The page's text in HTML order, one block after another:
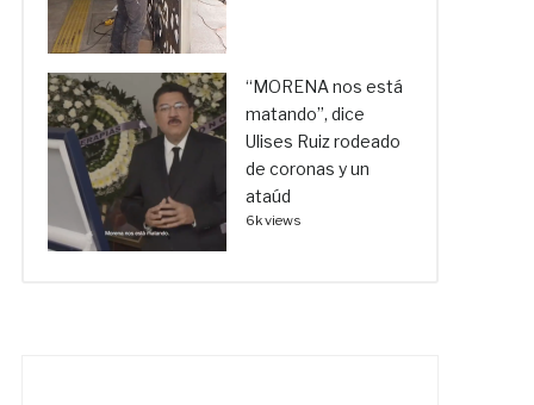
“MORENA nos está
matando”, dice
Ulises Ruiz rodeado
de coronas y un
ataúd
6k views